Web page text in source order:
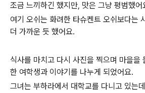
조금 느끼하긴 했지만, 맛은 그냥 평범했어
여기 오쉬는 화려한 타슈켄트 오쉬보다는
더 가까운 듯 했어요.
식사를 마치고 다시 사진을 찍으며 마을을
한 여학생과 이야기를 나누게 되었어요.
그녀는 부하라에서 대학교를 다니고 있는